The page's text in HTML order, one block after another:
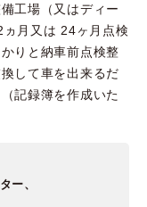
工場（又はディー
月又は 24ヶ月点検
りと納車前点検整
して車を出来るだ
記録簿を作成いた
ー、